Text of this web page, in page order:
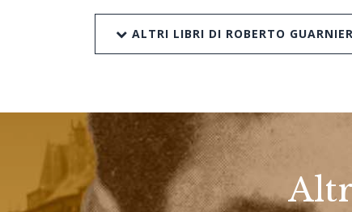
ALTRI LIBRI DI ROBERTO